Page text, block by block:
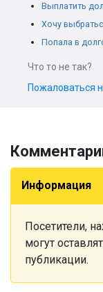
Выплатить
Хочу
Попала в
Что то не так?
Пожаловаться
Информация
Посетители,
могут
публикации.